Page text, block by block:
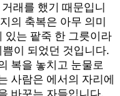
래를 했기 때문입니
의 축복은 아무 의미
있는 팥죽 한 그릇이라
이 되었던 것입니다.
복을 놓치고 눈물로
사람은 에서의 자리에
바꾸는 자들입니다.